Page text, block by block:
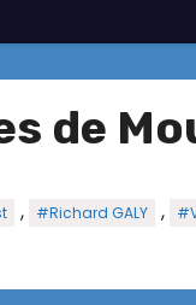
de
, #Richard GALY ,